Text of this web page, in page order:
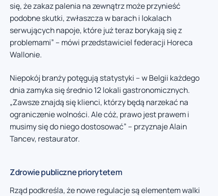
się, że zakaz palenia na zewnątrz może przynieść
podobne skutki, zwłaszcza w barach i lokalach
serwujących napoje, które już teraz borykają się z
problemami” – mówi przedstawiciel federacji Horeca
Wallonie.
Niepokój branży potęgują statystyki – w Belgii każdego
dnia zamyka się średnio 12 lokali gastronomicznych.
„Zawsze znajdą się klienci, którzy będą narzekać na
ograniczenie wolności. Ale cóż, prawo jest prawem i
musimy się do niego dostosować” – przyznaje Alain
Tancev, restaurator.
Zdrowie publiczne priorytetem
Rząd podkreśla, że nowe regulacje są elementem walki